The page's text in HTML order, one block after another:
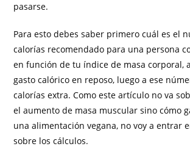
pasarse.
Para esto debes saber primero cuál es el
calorías recomendado para una persona
en función de tu índice de masa corporal,
gasto calórico en reposo, luego a ese
calorías extra. Como este artículo no va
el aumento de masa muscular sino cómo
una alimentación vegana, no voy a entrar
sobre los cálculos.